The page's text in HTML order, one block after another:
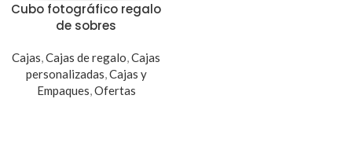
Cubo fotográfico regalo
de sobres
Cajas,Cajas de regalo,Cajas
personalizadas,Cajas y
Empaques,Ofertas